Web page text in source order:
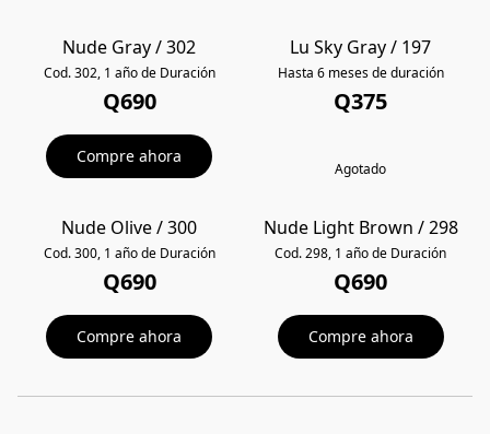
POPULAR
Lu Sky Gray / 197
Hasta 6 meses de duración
Q375
Agotado
Nude Gray / 302
Cod. 302, 1 año de Duración
Q690
Compre ahora
POPULAR
Nude Light Brown / 298
Cod. 298, 1 año de Duración
Q690
Compre ahora
POPULAR
Nude Olive / 300
Cod. 300, 1 año de Duración
Q690
Compre ahora